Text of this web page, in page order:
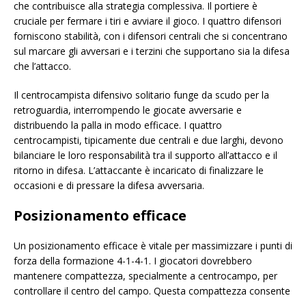
che contribuisce alla strategia complessiva. Il portiere è
cruciale per fermare i tiri e avviare il gioco. I quattro difensori
forniscono stabilità, con i difensori centrali che si concentrano
sul marcare gli avversari e i terzini che supportano sia la difesa
che l’attacco.
Il centrocampista difensivo solitario funge da scudo per la
retroguardia, interrompendo le giocate avversarie e
distribuendo la palla in modo efficace. I quattro
centrocampisti, tipicamente due centrali e due larghi, devono
bilanciare le loro responsabilità tra il supporto all’attacco e il
ritorno in difesa. L’attaccante è incaricato di finalizzare le
occasioni e di pressare la difesa avversaria.
Posizionamento efficace
Un posizionamento efficace è vitale per massimizzare i punti di
forza della formazione 4-1-4-1. I giocatori dovrebbero
mantenere compattezza, specialmente a centrocampo, per
controllare il centro del campo. Questa compattezza consente